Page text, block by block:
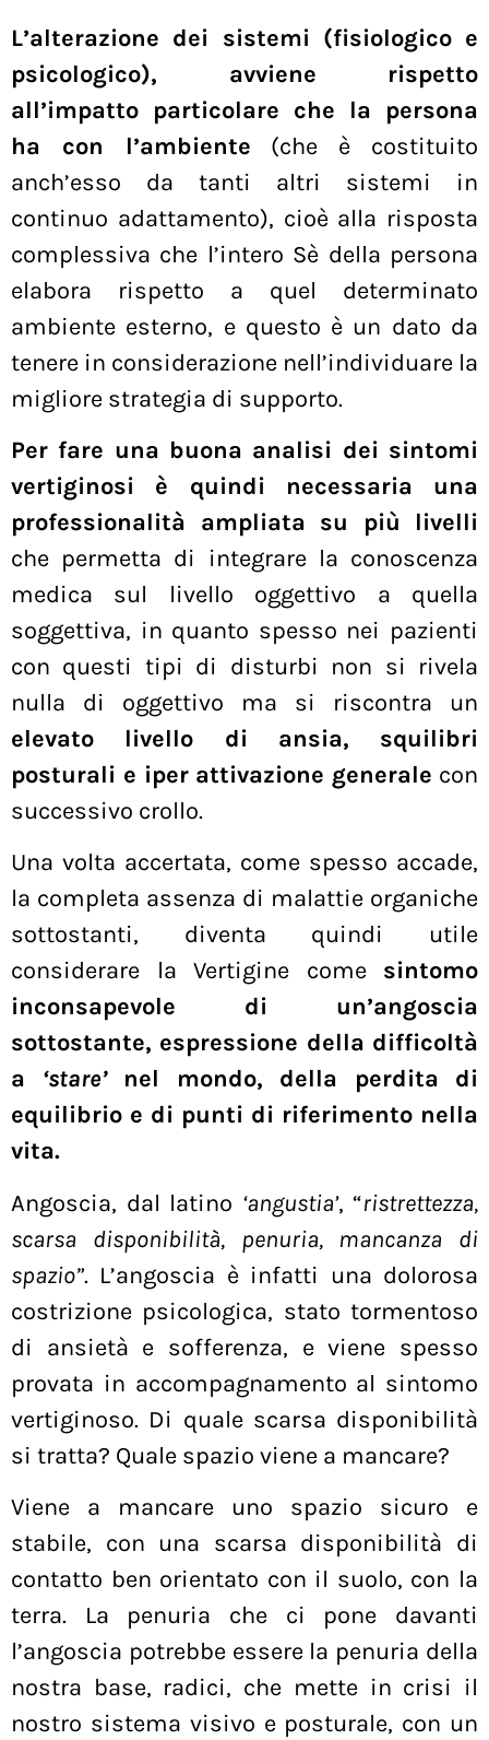
L’alterazione dei sistemi (fisiologico e
psicologico), avviene rispetto
all’impatto particolare che la persona
ha con l’ambiente (che è costituito
anch’esso da tanti altri sistemi in
continuo adattamento), cioè alla risposta
complessiva che l’intero Sè della persona
elabora rispetto a quel determinato
ambiente esterno, e questo è un dato da
tenere in considerazione nell’individuare la
migliore strategia di supporto.
Per fare una buona analisi dei sintomi
vertiginosi è quindi necessaria una
professionalità ampliata su più livelli
che permetta di integrare la conoscenza
medica sul livello oggettivo a quella
soggettiva, in quanto spesso nei pazienti
con questi tipi di disturbi non si rivela
nulla di oggettivo ma si riscontra un
elevato livello di ansia, squilibri
posturali e iper attivazione generale con
successivo crollo.
Una volta accertata, come spesso accade,
la completa assenza di malattie organiche
sottostanti, diventa quindi utile
considerare la Vertigine come sintomo
inconsapevole di un’angoscia
sottostante, espressione della difficoltà
a ‘stare’nel mondo, della perdita di
equilibrio e di punti di riferimento nella
vita.
Angoscia, dal latino ‘angustia’, “ristrettezza,
scarsa disponibilità, penuria, mancanza di
spazio”. L’angoscia è infatti una dolorosa
costrizione psicologica, stato tormentoso
di ansietà e sofferenza, e viene spesso
provata in accompagnamento al sintomo
vertiginoso. Di quale scarsa disponibilità
si tratta? Quale spazio viene a mancare?
Viene a mancare uno spazio sicuro e
stabile, con una scarsa disponibilità di
contatto ben orientato con il suolo, con la
terra. La penuria che ci pone davanti
l’angoscia potrebbe essere la penuria della
nostra base, radici, che mette in crisi il
nostro sistema visivo e posturale, con un